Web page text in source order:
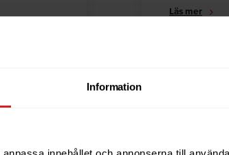
Information
Läs mer